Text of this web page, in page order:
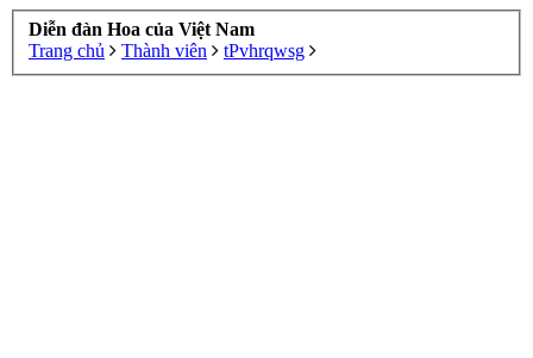
Diễn đàn Hoa của Việt Nam
Trang chủ
Thành viên tPvhrqwsg